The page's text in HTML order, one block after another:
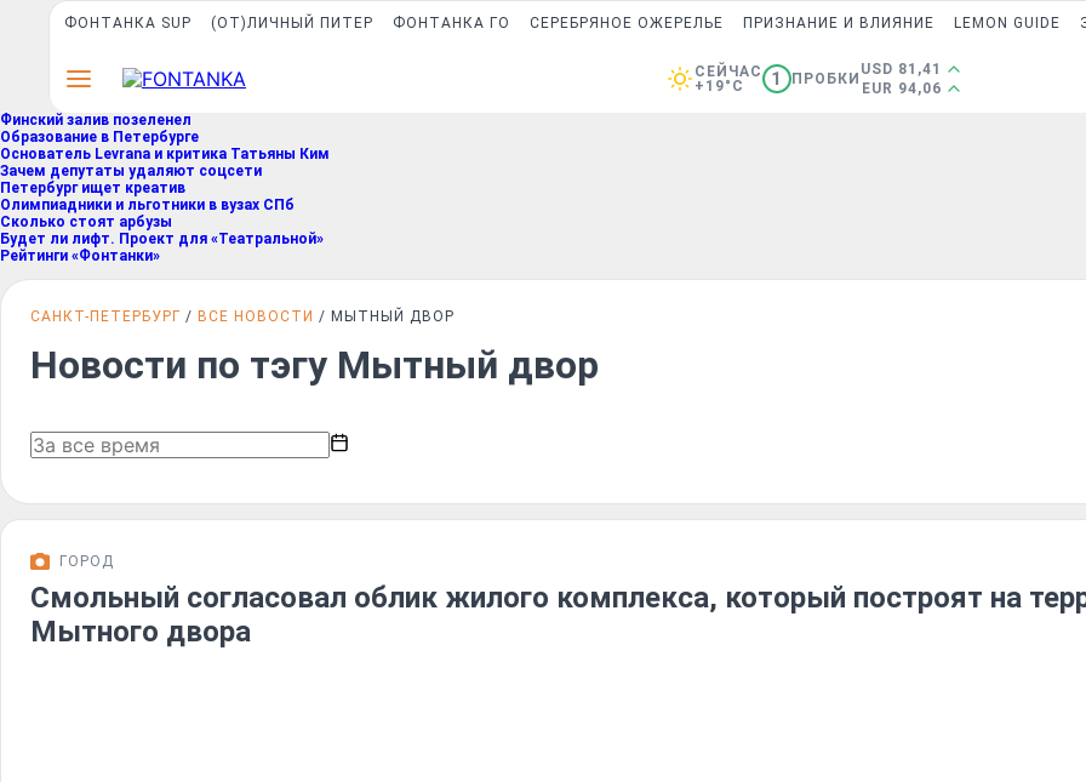
ФОНТАНКА SUP (ОТ)ЛИЧНЫЙ ПИТЕР ФОНТАНКА ГО СЕРЕБРЯНОЕ ОЖЕРЕЛЬЕ ПРИЗНАНИЕ И ВЛИЯНИЕ LEMON GUIDE
СЕЙЧАС
+19°C
1 ПРОБКИ
USD 81,41
EUR 94,06
Финский залив позеленел
Образование в Петербурге
Основатель Levrana и критика Татьяны Ким
Зачем депутаты удаляют соцсети
Петербург ищет креатив
Олимпиадники и льготники в вузах СПб
Сколько стоят арбузы
Будет ли лифт. Проект для «Театральной»
Рейтинги «Фонтанки»
САНКТ-ПЕТЕРБУРГ ВСЕ НОВОСТИ МЫТНЫЙ ДВОР
Новости по тэгу Мытный двор
ГОРОД
Смольный согласовал облик жилого комплекса, который построят на
Мытного двора